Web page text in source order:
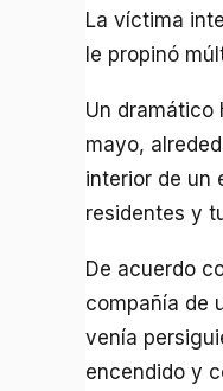
La víctima
le propinó
Un dramático
mayo,
interior de un
residentes y
De acuerdo
compañía de
venía
encendido y